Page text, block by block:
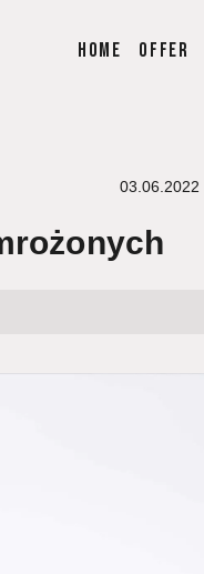
Home Offer
03.06.2022